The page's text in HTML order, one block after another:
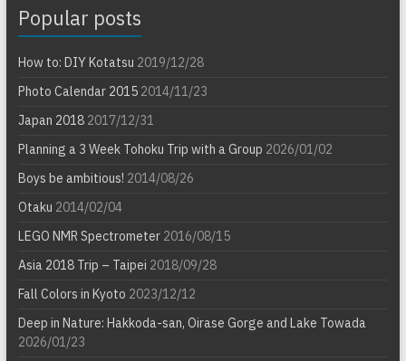
Popular posts
How to: DIY Kotatsu 2019/12/28
Photo Calendar 20152014/11/23
Japan 20182017/12/31
Planning a 3 Week Tohoku Trip with a Group 2026/01/02
Boys be ambitious! 2014/08/26
Otaku 2014/02/04
LEGO NMR Spectrometer2016/08/15
Asia 2018 Trip – Taipei 2018/09/28
Fall Colors in Kyoto 2023/12/12
Deep in Nature: Hakkoda-san, Oirase Gorge and Lake Towada
2026/01/23